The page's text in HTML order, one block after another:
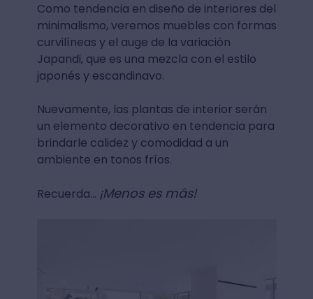
Como tendencia en diseño de interiores del
minimalismo, veremos muebles con formas
curvilíneas y el auge de la variación
Japandi, que es una mezcla con el estilo
japonés y escandinavo.
Nuevamente, las plantas de interior serán
un elemento decorativo en tendencia para
brindarle calidez y comodidad a un
ambiente en tonos fríos.
Recuerda… ¡Menos es más!